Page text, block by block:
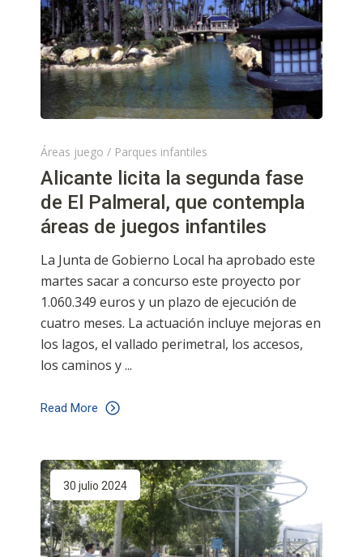
Áreas juego / Parques infantiles
Alicante licita la segunda fase
de El Palmeral, que contempla
áreas de juegos infantiles
La Junta de Gobierno Local ha aprobado este
martes sacar a concurso este proyecto por
1.060.349 euros y un plazo de ejecución de
cuatro meses. La actuación incluye mejoras en
los lagos, el vallado perimetral, los accesos,
los caminos y
Read More
30 julio 2024